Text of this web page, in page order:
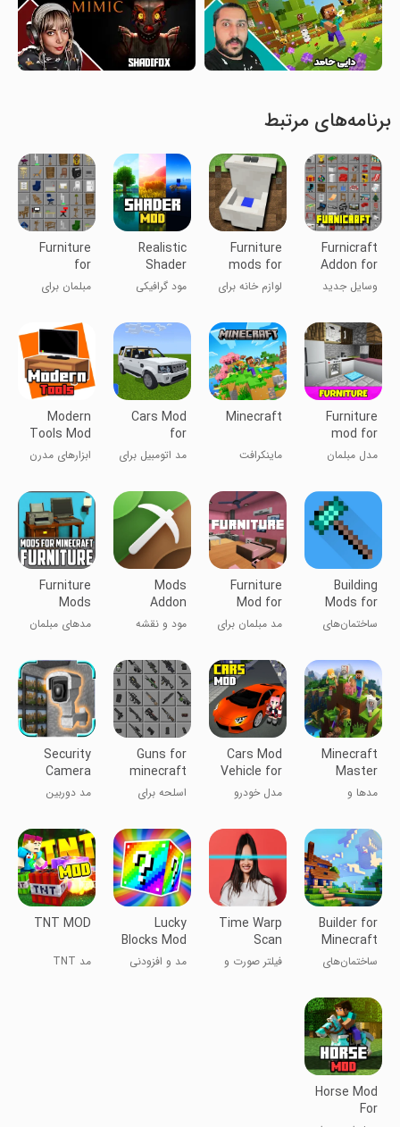
برنامه‌های مرتبط
Furnicraft
Addon for
MCPE
وسایل جدید
Furniture
mods for
Minecraft
لوازم خانه برای
Realistic
Shader
Mod
Minecraft
مود گرافیکی
Furniture
for
Minecraft
مبلمان برای
Furniture
mod for
Minecraft
مدل مبلمان
Minecraft
ماینکرافت
Cars Mod
for
Minecraft
PE 2026
مد اتومبیل برای
Modern
Tools Mod
ابزارهای مدرن
Building
Mods for
Minecraft
ساختمان‌های
ماینکرافت
Furniture
Mod for
Minecraft
مد مبلمان برای
Mods
Addon
Skins for
Minecraft
مود و نقشه
Furniture
Mods
Minecraft
مدهای مبلمان
Minecraft
Master
Mods &
Maps
مدها و
ماینکرفت
Cars Mod
Vehicle for
Minecraft
مدل خودرو
Guns for
minecraft
اسلحه برای
Security
Camera
Mod for
Minecraft
مد دوربین
ماینکرفت PE
Builder for
Minecraft
PE
ساختمان‌های
برای ماینکرافت
Time Warp
Scan
Cam&Face
Filter
فیلتر صورت و
Lucky
Blocks Mod
& Addon
مد و افزودنی
TNT MOD
مد TNT
Horse Mod
For